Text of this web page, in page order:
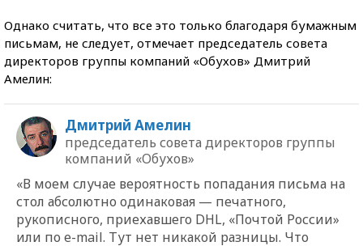
Однако считать, что все это только благодаря бумажным
письмам, не следует, отмечает председатель совета
директоров группы компаний «Обухов» Дмитрий
Амелин:
Дмитрий Амелин
председатель совета директоров группы
компаний «Обухов»
«В моем случае вероятность попадания письма на
стол абсолютно одинаковая — печатного,
рукописного, приехавшего DHL, «Почтой России»
или по e-mail. Тут нет никакой разницы. Что